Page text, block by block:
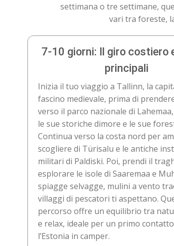
settimana o tre settimane,
vari tra foreste,
7-10 giorni: Il giro costiero
principali
Inizia il tuo viaggio a Tallinn, la
fascino medievale, prima di
verso il parco nazionale di
le sue storiche dimore e le sue
Continua verso la costa nord per
scogliere di Türisalu e le antiche
militari di Paldiski. Poi, prendi il
esplorare le isole di Saaremaa e
spiagge selvagge, mulini a vento
villaggi di pescatori ti aspettano.
percorso offre un equilibrio tra
e relax, ideale per un primo
l’Estonia in camper.